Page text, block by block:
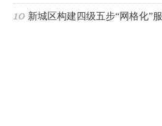
新城区构建四级五步“网格化”服